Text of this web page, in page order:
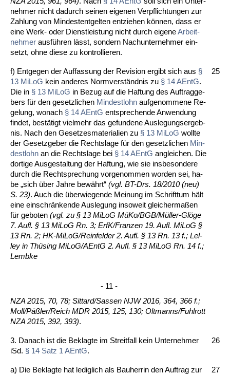
neh­mer nicht da­durch sei­nen ei­ge­nen Ver­pflich­tun­gen zur
Zah­lung von Min­des­tent­gel­ten ent­zie­hen können, dass er
ei­ne Werk- oder Dienst­leis­tung nicht durch ei­ge­neAr­beit­
neh­mer ausführen lässt, son­dern Nach­un­ter­neh­mer ein­
setzt, oh­ne die­se zu kon­trol­lie­ren.
f) Ent­ge­gen der Auf­fas­sung der Re­vi­si­on er­gibt sich aus §
13 Mi­LoG kein an­de­res Norm­verständ­nis zu § 14 AEntG.
Die in § 13 Mi­LoG in Be­zug auf die Haf­tung des Auf­trag­ge­
bers für den ge­setz­li­chen Min­dest­lohn auf­ge­nom­me­ne Re­
ge­lung, wo­nach § 14 AEntG ent­spre­chen­de An­wen­dung
fin­det, bestätigt viel­mehr das ge­fun­de­ne Aus­le­gungs­er­geb­
nis. Nach den Ge­set­zes­ma­te­ria­li­en zu § 13 Mi­LoG woll­te
der Ge­setz­ge­ber die Rechts­la­ge für den ge­setz­li­chen Min­
dest­lohn an die Rechts­la­ge bei § 14 AEntG an­glei­chen. Die
dor­ti­ge Aus­ge­stal­tung der Haf­tung, wie sie ins­be­son­de­re
durch die Recht­spre­chung vor­ge­nom­men wor­den sei, ha­
be „sich über Jah­re bewährt“ (vgl. BT-Drs. 18/2010 (neu)
S. 23). Auch die über­wie­gen­de Mei­nung im Schrift­tum hält
ei­ne ein­schränken­de Aus­le­gung in­so­weit glei­cher­maßen
für ge­bo­ten (vgl. zu § 13 Mi­LoG MüKo/BGB/Müller-Glöge
7. Aufl. § 13 Mi­LoG Rn. 3; ErfK/Fran­zen 19. Aufl. Mi­LoG §
13 Rn. 2; HK-Mi­LoG/Rein­fel­der 2. Aufl. § 13 Rn. 13 f.; Lel­
ley in Thüsing Mi­LoG/AEntG 2. Aufl. § 13 Mi­LoG Rn. 14 f.;
Lembke
- 11 -
NZA 2015, 70, 78; Sit­tard/Sas­sen NJW 2016, 364, 366 f.;
Moll/Päßler/Reich MDR 2015, 125, 130; Olt­manns/Fuhl­rott
NZA 2015, 392, 393).
25
3. Da­nach ist die Be­klag­te im Streit­fall kein Un­ter­neh­mer
iSd. § 14 Satz 1 AEntG.
26
a) Die Be­klag­te hat le­dig­lich als Bau­her­rin den Auf­trag zur
27